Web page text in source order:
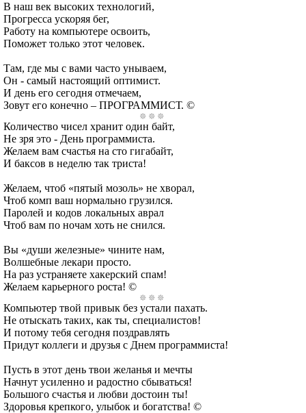
В наш век высоких технологий,
Прогресса ускоряя бег,
Работу на компьютере освоить,
Поможет только этот человек.
Там, где мы с вами часто унываем,
Он - самый настоящий оптимист.
И день его сегодня отмечаем,
Зовут его конечно – ПРОГРАММИСТ. ©
Количество чисел хранит один байт,
Не зря это - День программиста.
Желаем вам счастья на сто гигабайт,
И баксов в неделю так триста!
Желаем, чтоб «пятый мозоль» не хворал,
Чтоб комп ваш нормально грузился.
Паролей и кодов локальных аврал
Чтоб вам по ночам хоть не снился.
Вы «души железные» чините нам,
Волшебные лекари просто.
На раз устраняете хакерский спам!
Желаем карьерного роста! ©
Компьютер твой привык без устали пахать.
Не отыскать таких, как ты, специалистов!
И потому тебя сегодня поздравлять
Придут коллеги и друзья с Днем программиста!
Пусть в этот день твои желанья и мечты
Начнут усиленно и радостно сбываться!
Большого счастья и любви достоин ты!
Здоровья крепкого, улыбок и богатства! ©